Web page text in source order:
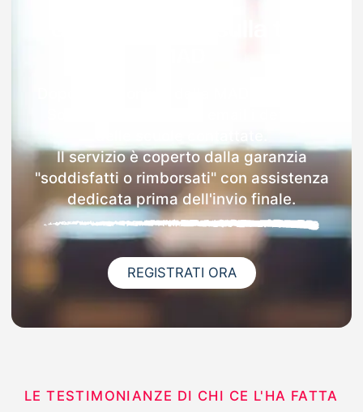
Il servizio è coperto dalla garanzia
"soddisfatti o rimborsati" con assistenza
dedicata prima dell'invio finale.
REGISTRATI ORA
LE TESTIMONIANZE DI CHI CE L'HA FATTA